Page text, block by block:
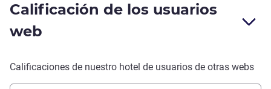
Calificación de los usuarios
web
Calificaciones de nuestro hotel de usuarios de otras webs